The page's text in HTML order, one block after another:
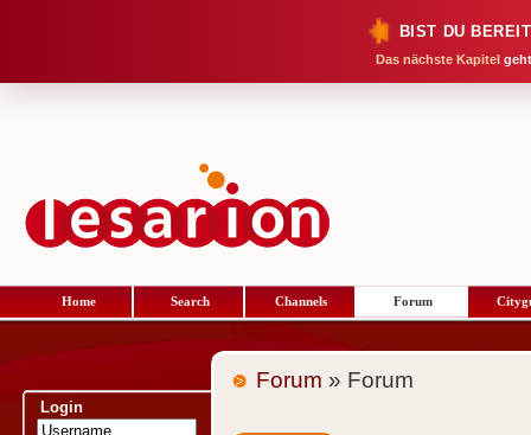
BIST DU
Das nächste Kapitel
Home Search Channels Forum
Login
Forum » Forum